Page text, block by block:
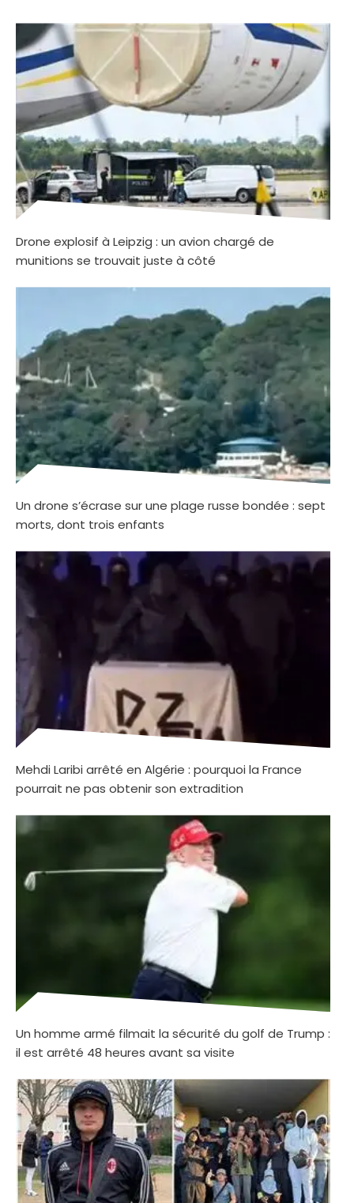
Drone explosif à Leipzig : un avion chargé de
munitions se trouvait juste à côté
Un drone s’écrase sur une plage russe bondée : sept
morts, dont trois enfants
Mehdi Laribi arrêté en Algérie : pourquoi la France
pourrait ne pas obtenir son extradition
Un homme armé filmait la sécurité du golf de Trump :
il est arrêté 48 heures avant sa visite